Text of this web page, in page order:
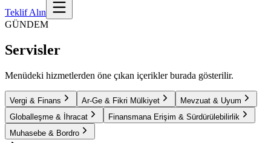
Teklif Alın
GÜNDEM
Servisler
Menüdeki hizmetlerden öne çıkan içerikler burada gösterilir.
Vergi & Finans Ar-Ge & Fikri Mülkiyet
Mevzuat & Uyum
Globalleşme & İhracat
Finansmana Erişim & Sürdürülebilirlik
Muhasebe & Bordro